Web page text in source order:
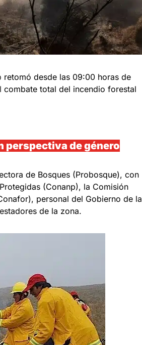
retomó desde las 09:00 horas de
total del incendio forestal
perspectiva de género
de Bosques (Probosque), con
(Conanp), la Comisión
personal del Gobierno de la
de la zona.